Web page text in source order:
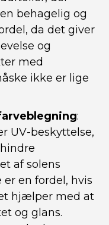
behagelig og
da det giver
og
med
ikke er lige
:
UV-beskyttelse,
af solens
en fordel, hvis
hjælper med at
og glans.